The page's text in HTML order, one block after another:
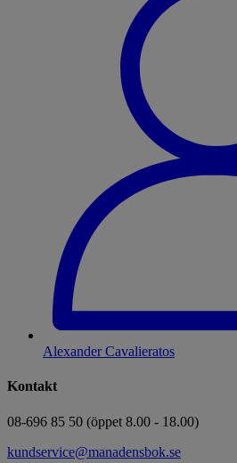
Alexander Cavalieratos
Kontakt
08-696 85 50 (öppet 8.00 - 18.00)
kundservice@manadensbok.se